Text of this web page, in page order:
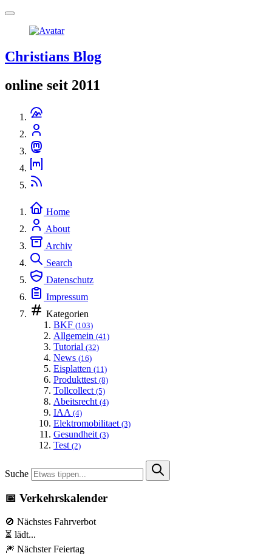
Christians Blog
online seit 2011
Home
About
Archiv
Search
Datenschutz
Impressum
Kategorien
BKF (103)
Allgemein (41)
Tutorial (32)
News (16)
Eisplatten (11)
Produkttest (8)
Tollcollect (5)
Abeitsrecht (4)
IAA (4)
Elektromobilitaet (3)
Gesundheit (3)
Test (2)
Suche
📅 Verkehrskalender
🚫 Nächstes Fahrverbot
⏳ lädt...
🎆 Nächster Feiertag